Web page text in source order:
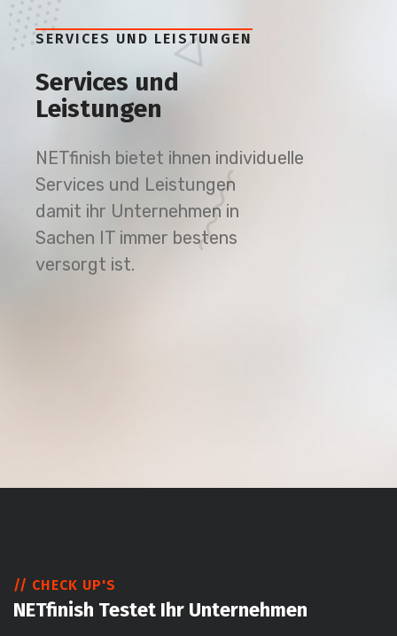
SERVICES UND LEISTUNGEN
Services und
Leistungen
NETfinish bietet ihnen individuelle
Services und Leistungen
damit ihr Unternehmen in
Sachen IT immer bestens
versorgt ist.
// CHECK UP'S
NETfinish Testet Ihr Unternehmen